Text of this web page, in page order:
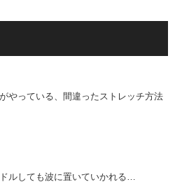
やっている、間違ったストレッチ方法
ルしても波に置いていかれる…